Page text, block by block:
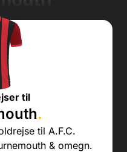
til
.
til A.F.C.
& omegn.